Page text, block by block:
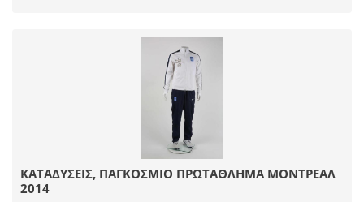
ΚΑΤΑΔΥΣΕΙΣ, ΠΑΓΚΟΣΜΙΟ ΠΡΩΤΑΘΛΗΜΑ ΜΟΝΤΡΕΑΛ
2014